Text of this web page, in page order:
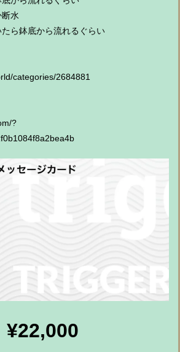
水
鉢底から流れるぐらい
categories/2684881
?
¥22,000